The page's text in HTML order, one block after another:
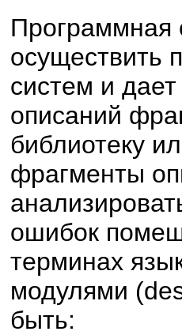
Программная
осуществить
систем и
описаний
библиотеку
фрагменты
ошибок
терминах
модулями
быть: